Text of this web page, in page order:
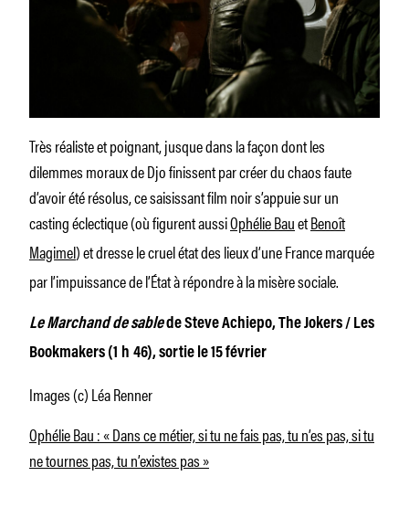
Très réaliste et poignant, jusque dans la façon dont les
dilemmes moraux de Djo finissent par créer du chaos faute
d’avoir été résolus, ce saisissant film noir s’appuie sur un
casting éclectique (où figurent aussiOphélie BauetBenoît
Magimel) et dresse le cruel état des lieux d’une France marquée
par l’impuissance de l’État à répondre à la misère sociale.
Le Marchand de sablede Steve Achiepo, The Jokers / Les
Bookmakers (1 h 46), sortie le 15 février
Images (c) Léa Renner
Ophélie Bau : « Dans ce métier, si tu ne fais pas, tu n’es pas, si tu
ne tournes pas, tu n’existes pas »